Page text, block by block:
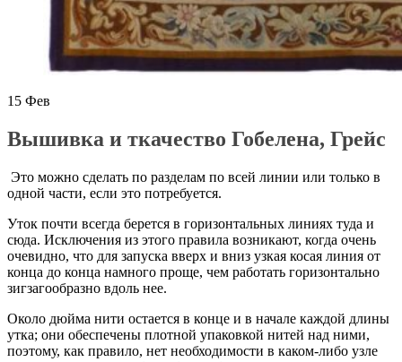
15 Фев
Вышивка и ткачество Гобелена, Грейс
Это можно сделать по разделам по всей линии или только в
одной части, если это потребуется.
Уток почти всегда берется в горизонтальных линиях туда и
сюда. Исключения из этого правила возникают, когда очень
очевидно, что для запуска вверх и вниз узкая косая линия от
конца до конца намного проще, чем работать горизонтально
зигзагообразно вдоль нее.
Около дюйма нити остается в конце и в начале каждой длины
утка; они обеспечены плотной упаковкой нитей над ними,
поэтому, как правило, нет необходимости в каком-либо узле